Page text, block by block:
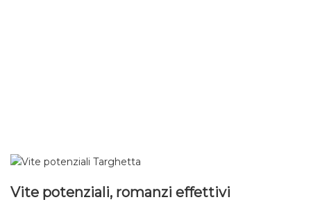
Vite potenziali, romanzi effettivi